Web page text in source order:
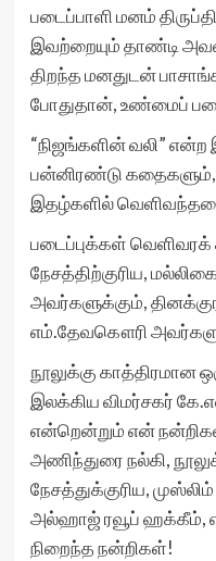
படைப்பாளி மனம்
இவற்றையும் தாண்டி
திறந்த மனதுடன்
போதுதான், உண்மைப்
“நிஜங்களின் வலி”
பன்னிரண்டு கதைகளும்,
இதழ்களில்
படைப்புக்கள்
நேசத்திற்குரிய,
அவர்களுக்கும்,
எம்.தேவகௌரி
நூலுக்கு காத்திரமான
இலக்கிய விமர்சகர்
என்றென்றும் என்
அணிந்துரை நல்கி,
நேசத்துக்குரிய,
அல்ஹாஜ் ரவூப் ஹக்கீம்,
நிறைந்த நன்றிகள்!